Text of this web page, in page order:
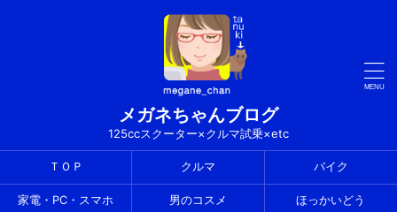
メガネちゃんブログ
125ccスクーター×クルマ試乗×etc
ＴＯＰ クルマ バイク
家電・PC・スマホ 男のコスメ ほっかいどう